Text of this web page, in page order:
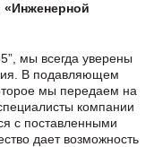
«Инженерной
мы всегда уверены
В подавляющем
мы передаем на
компании
с поставленными
дает возможность